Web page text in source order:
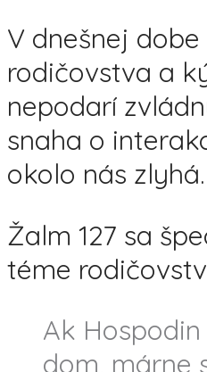
V dnešnej
rodičovstva a
nepodarí
snaha o
okolo nás zlyhá.
Žalm 127 sa
téme
Ak
dom, márne